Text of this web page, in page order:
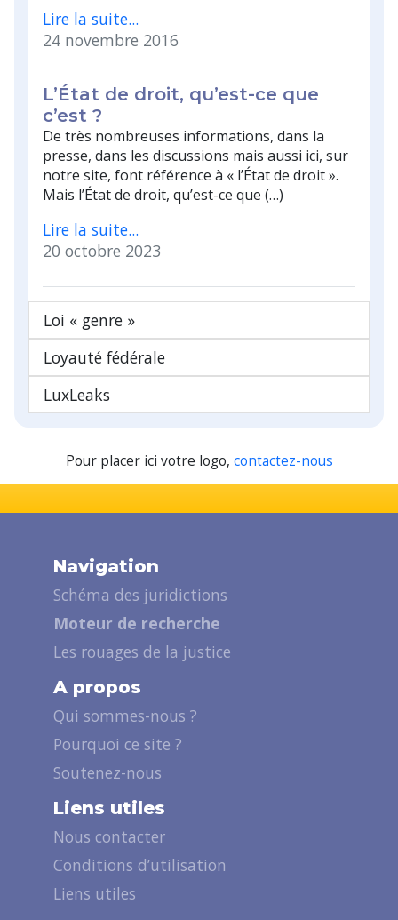
Lire la suite...
24 novembre 2016
L’État de droit, qu’est-ce que
c’est ?
De très nombreuses informations, dans la
presse, dans les discussions mais aussi ici, sur
notre site, font référence à « l’État de droit ».
Mais l’État de droit, qu’est-ce que (…)
Lire la suite...
20 octobre 2023
Loi « genre »
Loyauté fédérale
LuxLeaks
Pour placer ici votre logo, contactez-nous
Navigation
Schéma des juridictions
Moteur de recherche
Les rouages de la justice
A propos
Qui sommes-nous ?
Pourquoi ce site ?
Soutenez-nous
Liens utiles
Nous contacter
Conditions d’utilisation
Liens utiles